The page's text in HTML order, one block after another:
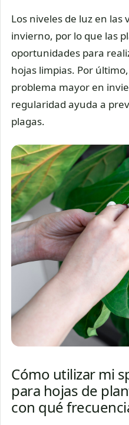
Los niveles de luz en las
invierno, por lo que las
oportunidades para
hojas limpias. Por
problema mayor en
regularidad ayuda a
plagas.
Cómo utilizar mi
para hojas de
con qué